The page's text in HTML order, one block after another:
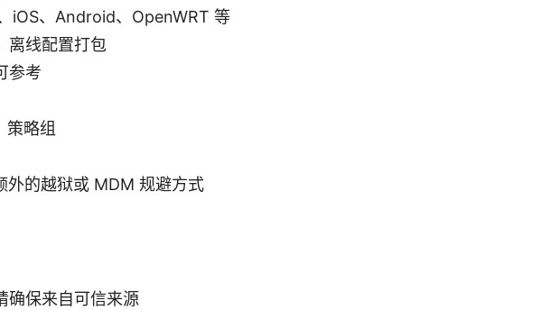
iOS、Android、OpenWRT 等
离线配置打包
参考
策略组
外的越狱或 MDM 规避方式
确保来自可信来源